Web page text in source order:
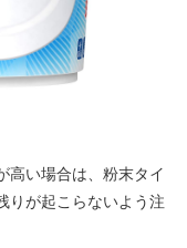
高い場合は、粉末タイ
りが起こらないよう注